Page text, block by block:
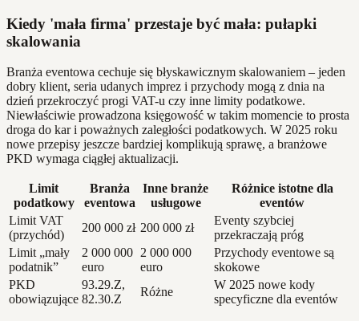
Kiedy 'mała firma' przestaje być mała: pułapki
skalowania
Branża eventowa cechuje się błyskawicznym skalowaniem – jeden
dobry klient, seria udanych imprez i przychody mogą z dnia na
dzień przekroczyć progi VAT-u czy inne limity podatkowe.
Niewłaściwie prowadzona księgowość w takim momencie to prosta
droga do kar i poważnych zaległości podatkowych. W 2025 roku
nowe przepisy jeszcze bardziej komplikują sprawę, a branżowe
PKD wymaga ciągłej aktualizacji.
Limit
podatkowy
Branża
eventowa
Inne branże
usługowe
Różnice istotne dla
eventów
Limit VAT
(przychód)
200 000 zł 200 000 zł
Eventy szybciej
przekraczają próg
Limit „mały
podatnik”
2 000 000
euro
2 000 000
euro
Przychody eventowe są
skokowe
PKD
obowiązujące
93.29.Z,
82.30.Z
Różne
W 2025 nowe kody
specyficzne dla eventów